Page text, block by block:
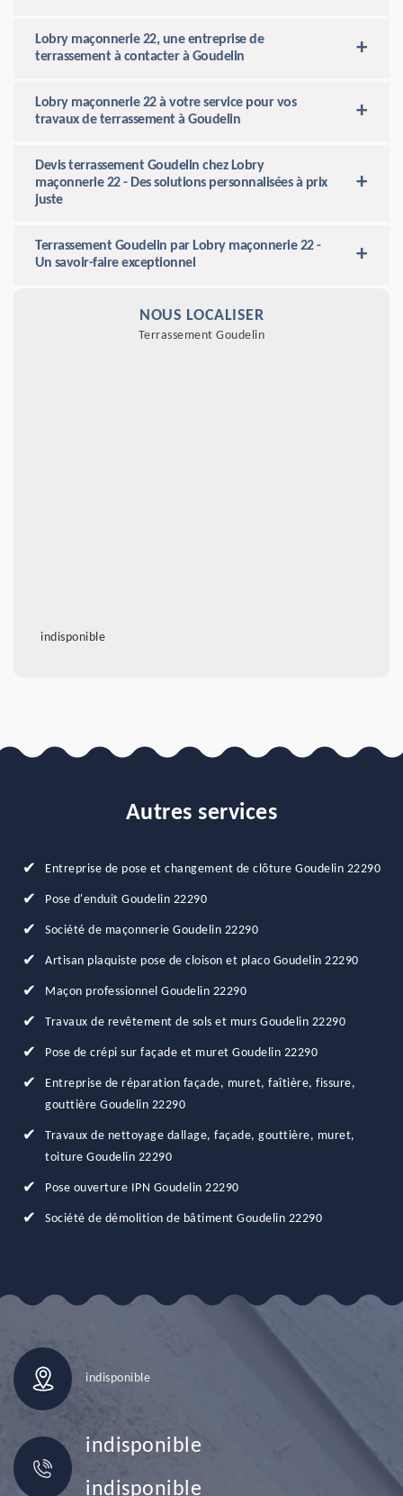
Lobry maçonnerie 22, une entreprise de
terrassement à contacter à Goudelin
Lobry maçonnerie 22 à votre service pour vos
travaux de terrassement à Goudelin
Devis terrassement Goudelin chez Lobry
maçonnerie 22 - Des solutions personnalisées à prix
juste
Terrassement Goudelin par Lobry maçonnerie 22 -
Un savoir-faire exceptionnel
NOUS LOCALISER
Terrassement Goudelin
indisponible
Autres services
Entreprise de pose et changement de clôture Goudelin 22290
Pose d'enduit Goudelin 22290
Société de maçonnerie Goudelin 22290
Artisan plaquiste pose de cloison et placo Goudelin 22290
Maçon professionnel Goudelin 22290
Travaux de revêtement de sols et murs Goudelin 22290
Pose de crépi sur façade et muret Goudelin 22290
Entreprise de réparation façade, muret, faîtière, fissure,
gouttière Goudelin 22290
Travaux de nettoyage dallage, façade, gouttière, muret,
toiture Goudelin 22290
Pose ouverture IPN Goudelin 22290
Société de démolition de bâtiment Goudelin 22290
indisponible
indisponible
indisponible